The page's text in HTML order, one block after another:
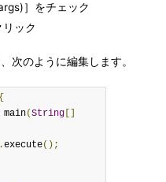
］をチェック
リック
次のように編集します。
{
(String[]
execute();